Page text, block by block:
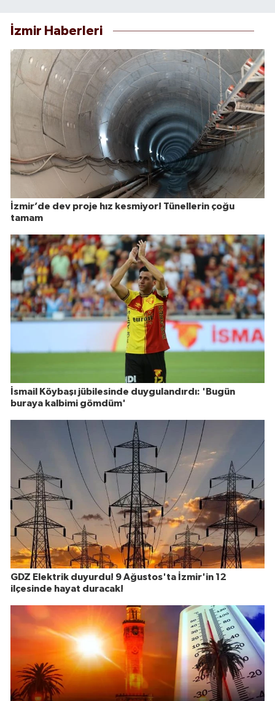
İzmir Haberleri
İzmir’de dev proje hız kesmiyor! Tünellerin çoğu
tamam
İsmail Köybaşı jübilesinde duygulandırdı: 'Bugün
buraya kalbimi gömdüm'
GDZ Elektrik duyurdu! 9 Ağustos'ta İzmir'in 12
ilçesinde hayat duracak!